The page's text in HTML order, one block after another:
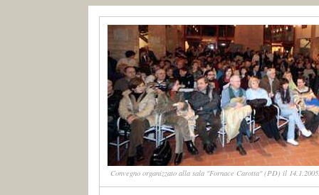
Convegno organizzato alla sala "Fornace Carotta" (PD) il